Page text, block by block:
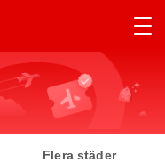
Flera städer